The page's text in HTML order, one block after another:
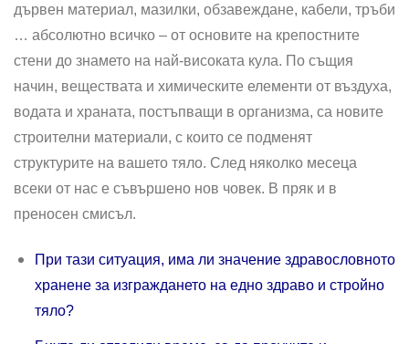
дървен материал, мазилки, обзавеждане, кабели, тръби
… абсолютно всичко – от основите на крепостните
стени до знамето на най-високата кула. По същия
начин, веществата и химическите елементи от въздуха,
водата и храната, постъпващи в организма, са новите
строителни материали, с които се подменят
структурите на вашето тяло. След няколко месеца
всеки от нас е съвършено нов човек. В пряк и в
преносен смисъл.
При тази ситуация, има ли значение здравословното
хранене за изграждането на едно здраво и стройно
тяло?